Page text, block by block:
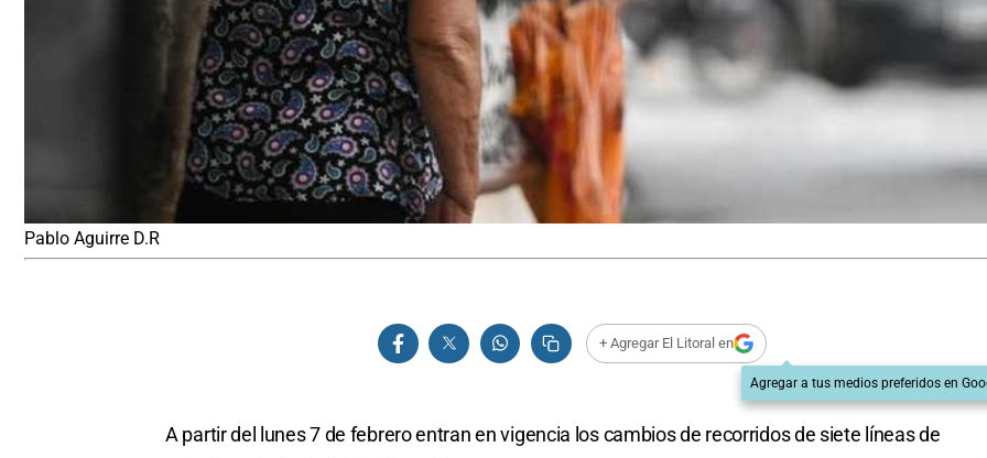
Pablo Aguirre D.R
+ Agregar El Litoral en
Agregar a tus medios preferidos en
A partir del lunes 7 de febrero entran en vigencia los cambios de recorridos de siete líneas de